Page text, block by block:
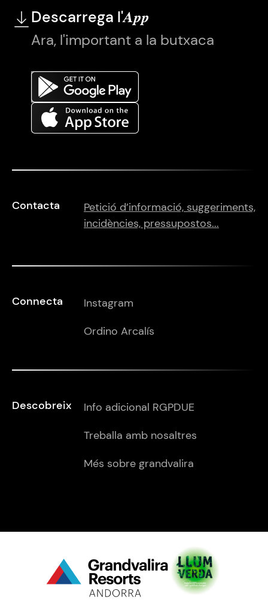
Descarrega l'App
Ara, l'important a la butxaca
Contacta
Petició d’informació, suggeriments,
incidències, pressupostos...
Connecta
Instagram
Ordino Arcalís
Descobreix
Info adicional RGPDUE
Treballa amb nosaltres
Més sobre grandvalira